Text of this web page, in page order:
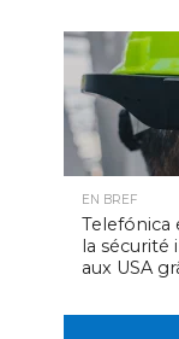
EN BREF
la sécurité
aux USA